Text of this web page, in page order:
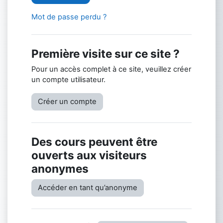
Mot de passe perdu ?
Première visite sur ce site ?
Pour un accès complet à ce site, veuillez créer
un compte utilisateur.
Créer un compte
Des cours peuvent être
ouverts aux visiteurs
anonymes
Accéder en tant qu’anonyme